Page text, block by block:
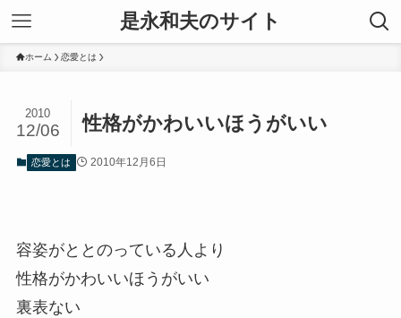
是永和夫のサイト
ホーム 恋愛とは
性格がかわいいほうがいい
2010
12/06
恋愛とは 2010年12月6日
容姿がととのっている人より
性格がかわいいほうがいい
裏表ない